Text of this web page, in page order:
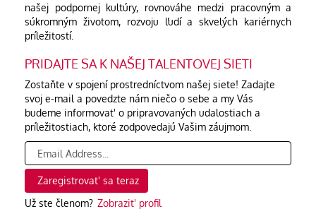
našej podpornej kultúry, rovnováhe medzi pracovným a
súkromným životom, rozvoju ľudí a skvelých kariérnych
príležitostí.
PRIDAJTE SA K NAŠEJ TALENTOVEJ SIETI
Zostaňte v spojení prostredníctvom našej siete! Zadajte
svoj e-mail a povedzte nám niečo o sebe a my Vás
budeme informovat' o pripravovaných udalostiach a
príležitostiach, ktoré zodpovedajú Vašim záujmom.
Už ste členom? Zobrazit' profil